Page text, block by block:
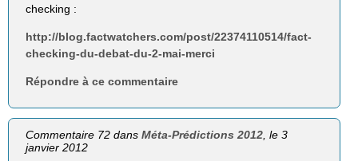
checking :
http://blog.factwatchers.com/post/22374110514/fact-
checking-du-debat-du-2-mai-merci
Répondre à ce commentaire
Commentaire 72 dansMéta-Prédictions 2012, le 3
janvier 2012